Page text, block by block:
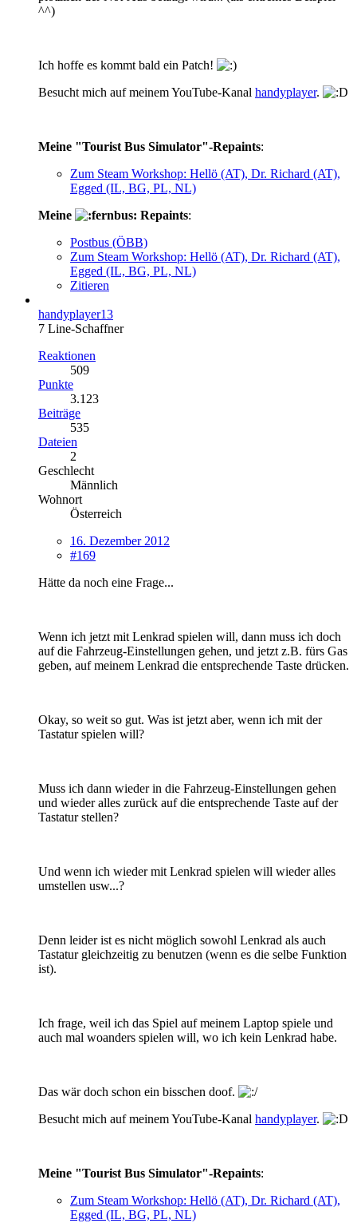
^^)
Ich hoffe es kommt bald ein Patch!
Besucht mich auf meinem YouTube-Kanal handyplayer.
Meine "Tourist Bus Simulator"-Repaints:
Zum Steam Workshop: Hellö (AT), Dr. Richard (AT),
Egged (IL, BG, PL, NL)
Meine
Repaints:
Postbus (ÖBB)
Zum Steam Workshop: Hellö (AT), Dr. Richard (AT),
Egged (IL, BG, PL, NL)
Zitieren
handyplayer13
7 Line-Schaffner
Reaktionen
509
Punkte
3.123
Beiträge
535
Dateien
2
Geschlecht
Männlich
Wohnort
Österreich
16. Dezember 2012
#169
Hätte da noch eine Frage...
Wenn ich jetzt mit Lenkrad spielen will, dann muss ich doch
auf die Fahrzeug-Einstellungen gehen, und jetzt z.B. fürs Gas
geben, auf meinem Lenkrad die entsprechende Taste drücken.
Okay, so weit so gut. Was ist jetzt aber, wenn ich mit der
Tastatur spielen will?
Muss ich dann wieder in die Fahrzeug-Einstellungen gehen
und wieder alles zurück auf die entsprechende Taste auf der
Tastatur stellen?
Und wenn ich wieder mit Lenkrad spielen will wieder alles
umstellen usw...?
Denn leider ist es nicht möglich sowohl Lenkrad als auch
Tastatur gleichzeitig zu benutzen (wenn es die selbe Funktion
ist).
Ich frage, weil ich das Spiel auf meinem Laptop spiele und
auch mal woanders spielen will, wo ich kein Lenkrad habe.
Das wär doch schon ein bisschen doof.
Besucht mich auf meinem YouTube-Kanal handyplayer.
Meine "Tourist Bus Simulator"-Repaints:
Zum Steam Workshop: Hellö (AT), Dr. Richard (AT),
Egged (IL, BG, PL, NL)